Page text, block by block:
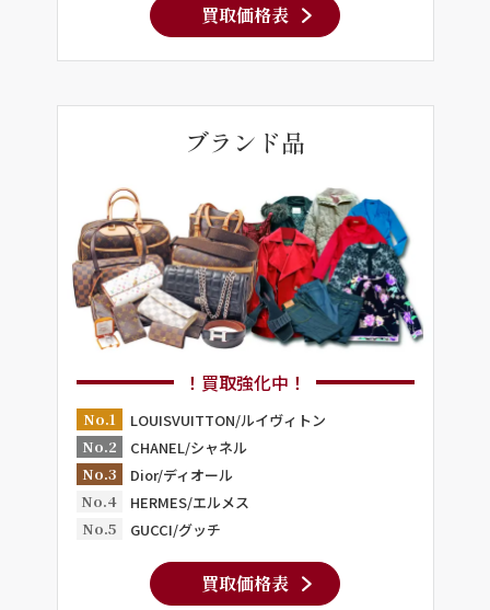
買取価格表
ブランド品
！買取強化中！
No.1
LOUISVUITTON/ルイヴィトン
No.2
CHANEL/シャネル
No.3
Dior/ディオール
No.4
HERMES/エルメス
No.5
GUCCI/グッチ
買取価格表